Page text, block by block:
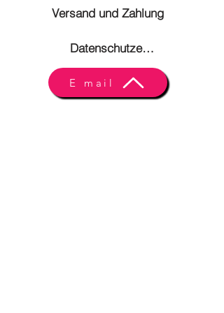
Versand und Zahlung
Datenschutzerklärung
E mail